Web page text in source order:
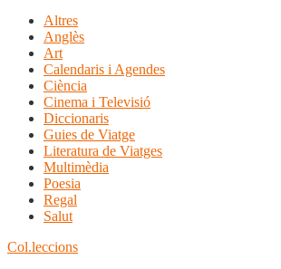
Altres
Anglès
Art
Calendaris i Agendes
Ciència
Cinema i Televisió
Diccionaris
Guies de Viatge
Literatura de Viatges
Multimèdia
Poesia
Regal
Salut
Col.leccions